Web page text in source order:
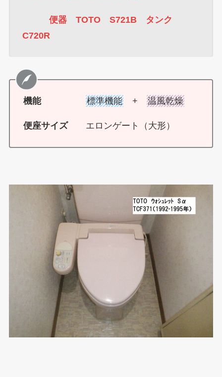
便器 TOTO S721B タンク
C720R
機能 標準機能+ 温風乾燥
便座サイズ エロンゲート（大形）